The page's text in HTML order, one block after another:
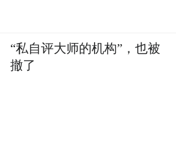
“私自评大师的机构”，也被
撤了